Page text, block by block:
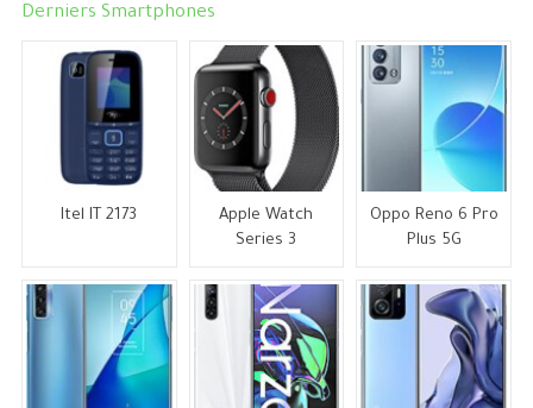
Derniers Smartphones
Itel IT 2173
Apple Watch
Series 3
Oppo Reno 6 Pro
Plus 5G